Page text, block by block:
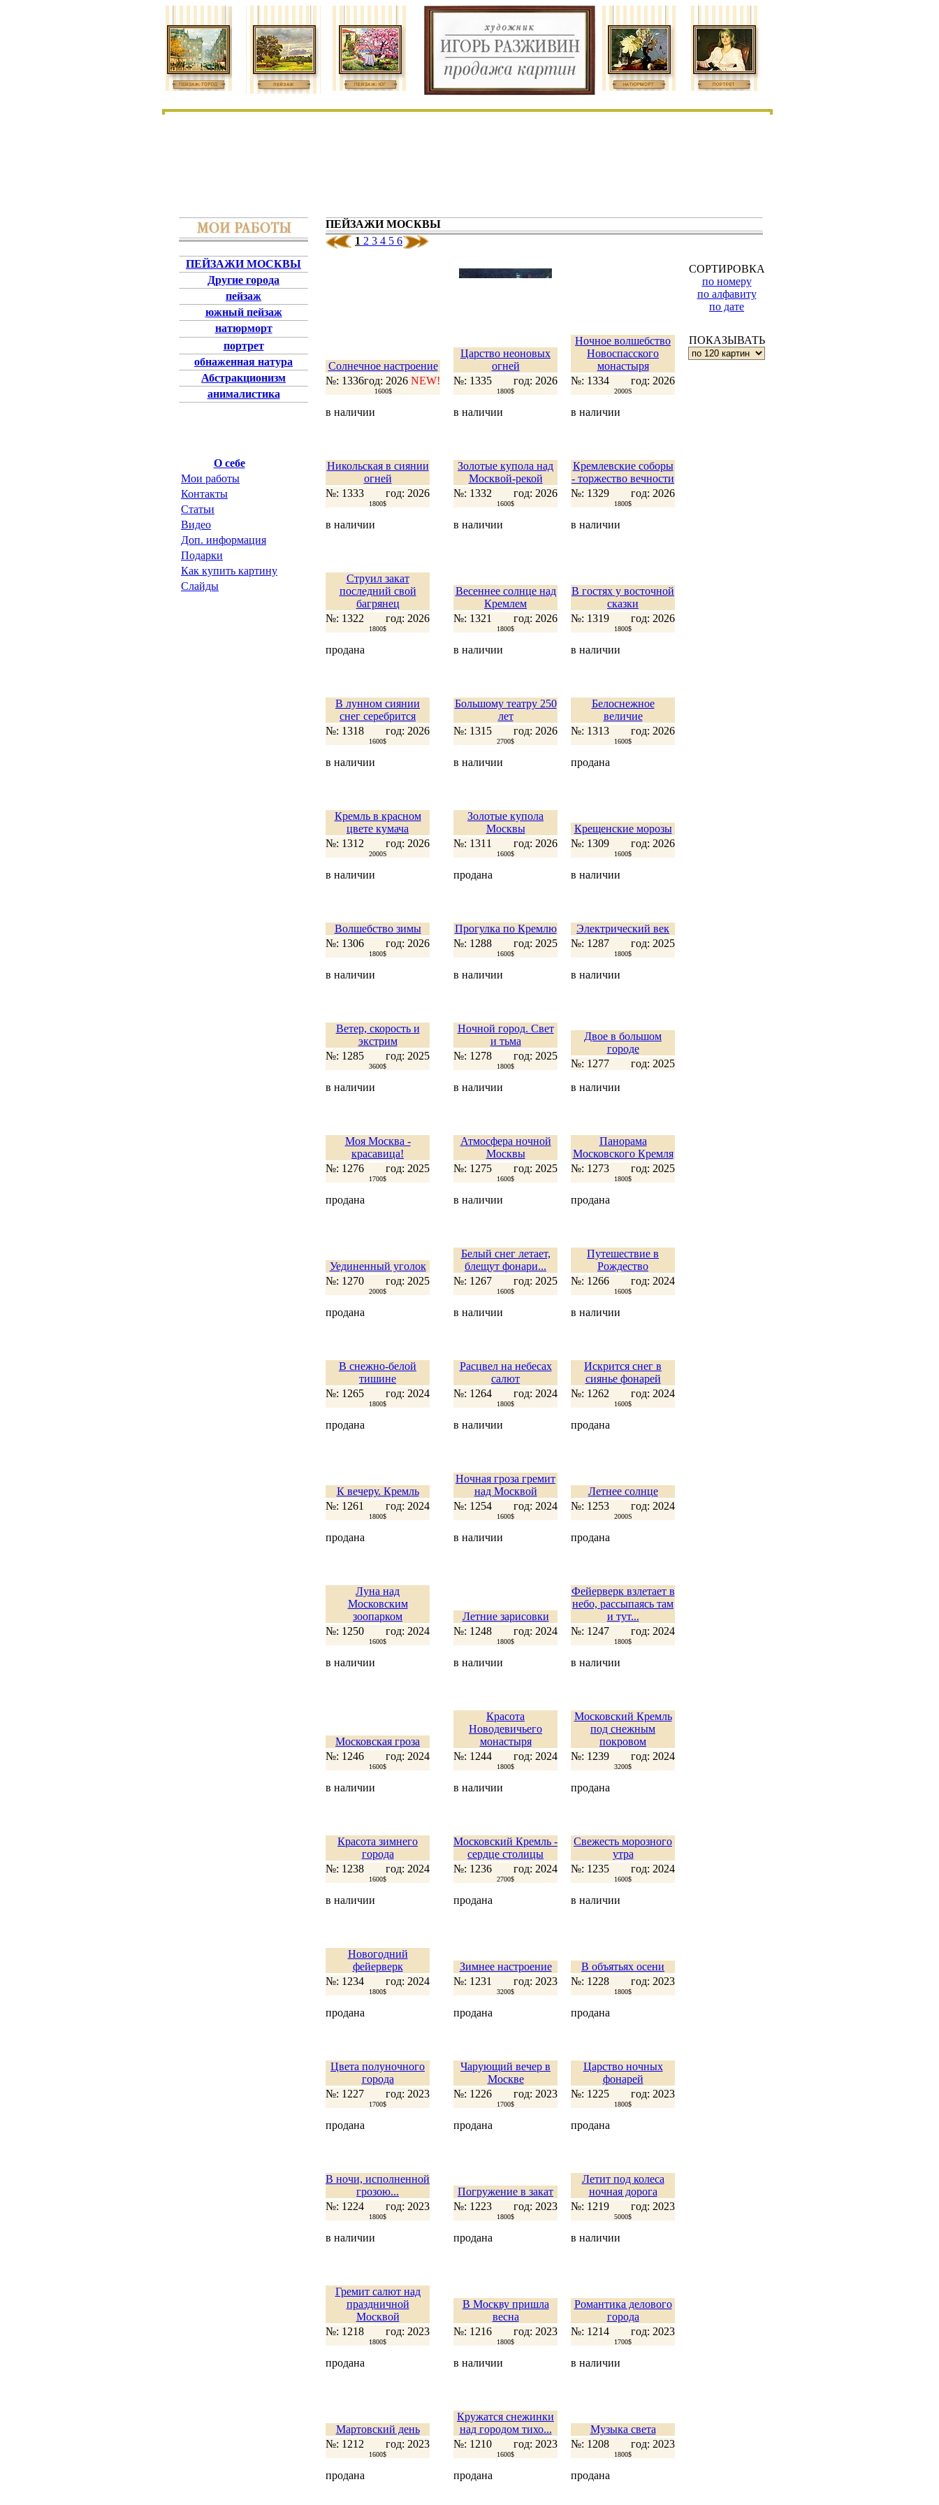
ПЕЙЗАЖИ МОСКВЫ
Другие города
пейзаж
южный пейзаж
натюрморт
портрет
обнаженная натура
Абстракционизм
анималистика
О себе
Мои работы
Контакты
Статьи
Видео
Доп. информация
Подарки
Как купить картину
Слайды
ПЕЙЗАЖИ МОСКВЫ
1 2 3 4 5 6
Солнечное настроение
№: 1336год: 2026 NEW!
1600$
в наличии
Царство неоновых
огней
№: 1335
год: 2026
1800$
в наличии
Ночное волшебство
Новоспасского
монастыря
№: 1334
год: 2026
2000S
в наличии
СОРТИРОВКА
по номеру
по алфавиту
по дате
ПОКАЗЫВАТЬ
Никольская в сиянии
огней
№: 1333
год: 2026
1800$
в наличии
Золотые купола над
Москвой-рекой
№: 1332
год: 2026
1600$
в наличии
Кремлевские соборы
- торжество вечности
№: 1329
год: 2026
1800$
в наличии
Струил закат
последний свой
багрянец
№: 1322
год: 2026
1800$
продана
Весеннее солнце над
Кремлем
№: 1321
год: 2026
1800$
в наличии
В гостях у восточной
сказки
№: 1319
год: 2026
1800$
в наличии
В лунном сиянии
снег серебрится
№: 1318
год: 2026
1600$
в наличии
Большому театру 250
лет
№: 1315
год: 2026
2700$
в наличии
Белоснежное
величие
№: 1313
год: 2026
1600$
продана
Кремль в красном
цвете кумача
№: 1312
год: 2026
2000S
в наличии
Золотые купола
Москвы
№: 1311
год: 2026
1600$
продана
Крещенские морозы
№: 1309
год: 2026
1600$
в наличии
Волшебство зимы
№: 1306
год: 2026
1800$
в наличии
Прогулка по Кремлю
№: 1288
год: 2025
1600$
в наличии
Электрический век
№: 1287
год: 2025
1800$
в наличии
Ветер, скорость и
экстрим
№: 1285
год: 2025
3600$
в наличии
Ночной город. Свет
и тьма
№: 1278
год: 2025
1800$
в наличии
Двое в большом
городе
№: 1277
год: 2025
в наличии
Моя Москва -
красавица!
№: 1276
год: 2025
1700$
продана
Атмосфера ночной
Москвы
№: 1275
год: 2025
1600$
в наличии
Панорама
Московского Кремля
№: 1273
год: 2025
1800$
продана
Уединенный уголок
№: 1270
год: 2025
2000$
продана
Белый снег летает,
блещут фонари...
№: 1267
год: 2025
1600$
в наличии
Путешествие в
Рождество
№: 1266
год: 2024
1600$
в наличии
В снежно-белой
тишине
№: 1265
год: 2024
1800$
продана
Расцвел на небесах
салют
№: 1264
год: 2024
1800$
в наличии
Искрится снег в
сиянье фонарей
№: 1262
год: 2024
1600$
продана
К вечеру. Кремль
№: 1261
год: 2024
1800$
продана
Ночная гроза гремит
над Москвой
№: 1254
год: 2024
1600$
в наличии
Летнее солнце
№: 1253
год: 2024
2000S
продана
Луна над
Московским
зоопарком
№: 1250
год: 2024
1600$
в наличии
Летние зарисовки
№: 1248
год: 2024
1800$
в наличии
Фейерверк взлетает в
небо, рассыпаясь там
и тут...
№: 1247
год: 2024
1800$
в наличии
Московская гроза
№: 1246
год: 2024
1600$
в наличии
Красота
Новодевичьего
монастыря
№: 1244
год: 2024
1800$
в наличии
Московский Кремль
под снежным
покровом
№: 1239
год: 2024
3200$
продана
Красота зимнего
города
№: 1238
год: 2024
1600$
в наличии
Московский Кремль -
сердце столицы
№: 1236
год: 2024
2700$
продана
Свежесть морозного
утра
№: 1235
год: 2024
1600$
в наличии
Новогодний
фейерверк
№: 1234
год: 2024
1800$
продана
Зимнее настроение
№: 1231
год: 2023
3200$
продана
В объятьях осени
№: 1228
год: 2023
1800$
продана
Цвета полуночного
города
№: 1227
год: 2023
1700$
продана
Чарующий вечер в
Москве
№: 1226
год: 2023
1700$
продана
Царство ночных
фонарей
№: 1225
год: 2023
1800$
продана
В ночи, исполненной
грозою...
№: 1224
год: 2023
1800$
в наличии
Погружение в закат
№: 1223
год: 2023
1800$
продана
Летит под колеса
ночная дорога
№: 1219
год: 2023
5000$
в наличии
Гремит салют над
праздничной
Москвой
№: 1218
год: 2023
1800$
продана
В Москву пришла
весна
№: 1216
год: 2023
1800$
в наличии
Романтика делового
города
№: 1214
год: 2023
1700$
в наличии
Мартовский день
№: 1212
год: 2023
1600$
продана
Кружатся снежинки
над городом тихо...
№: 1210
год: 2023
1600$
продана
Музыка света
№: 1208
год: 2023
1800$
продана